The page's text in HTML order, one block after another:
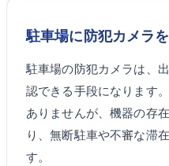
駐車場に防犯カメラ
駐車場の防犯カメラは、
認できる手段になります
ありませんが、機器の存
り、無断駐車や不審な滞
す。